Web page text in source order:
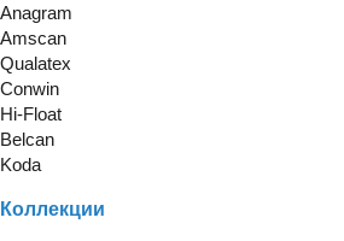
Anagram
Amscan
Qualatex
Conwin
Hi-Float
Belcan
Koda
Коллекции